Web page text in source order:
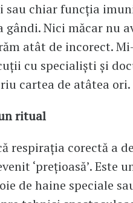
sau chiar funcția
gândi. Nici măcar nu
atât de incorect.
cu specialiști și
cartea de atâtea ori.
ritual
respirația corectă a
‘prețioasă’. Este
de haine speciale